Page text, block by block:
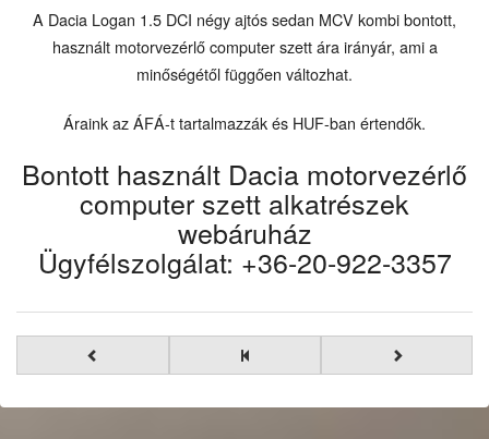
A Dacia Logan 1.5 DCI négy ajtós sedan MCV kombi bontott,
használt motorvezérlő computer szett ára irányár, ami a
minőségétől függően változhat.
Áraink az ÁFÁ-t tartalmazzák és HUF-ban értendők.
Bontott használt Dacia motorvezérlő
computer szett alkatrészek
webáruház
Ügyfélszolgálat: +36-20-922-3357